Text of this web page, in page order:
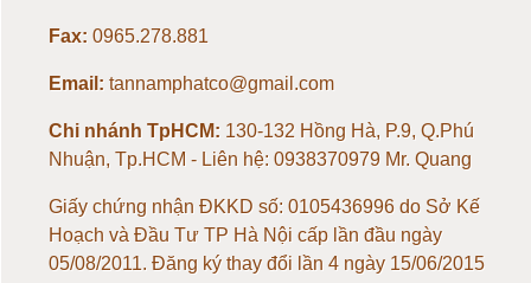
Loadcell 200kg
Loadcell 500kg
Fax: 0965.278.881
Email: tannamphatco@gmail.com
Chi nhánh TpHCM: 130-132 Hồng Hà, P.9, Q.Phú
Nhuận, Tp.HCM - Liên hệ: 0938370979 Mr. Quang
Giấy chứng nhận ĐKKD số: 0105436996 do Sở Kế
Hoạch và Đầu Tư TP Hà Nội cấp lần đầu ngày
05/08/2011. Đăng ký thay đổi lần 4 ngày 15/06/2015